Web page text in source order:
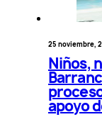
25 noviembre,
Niños,
apoyo